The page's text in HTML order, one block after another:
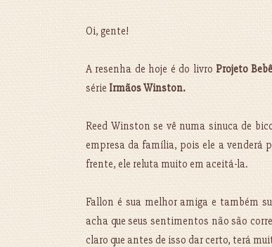
Oi, gente!
A resenha de hoje é do livroProjeto
sérieIrmãos Winston.
Reed Winston se vê numa sinuca de
empresa da família, pois ele a venderá
frente, ele reluta muito em aceitá-la.
Fallon é sua melhor amiga e também
acha que seus sentimentos não são
claro que antes de isso dar certo, terá